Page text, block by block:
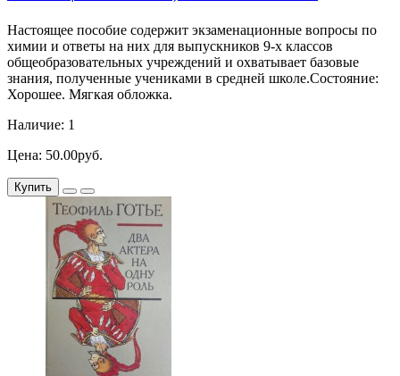
Настоящее пособие содержит экзаменационные вопросы по
химии и ответы на них для выпускников 9-х классов
общеобразовательных учреждений и охватывает базовые
знания, полученные учениками в средней школе.Состояние:
Хорошее. Мягкая обложка.
Наличие: 1
Цена: 50.00руб.
Купить